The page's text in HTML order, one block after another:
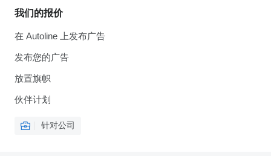
我们的报价
在 Autoline 上发布广告
发布您的广告
放置旗帜
伙伴计划
针对公司